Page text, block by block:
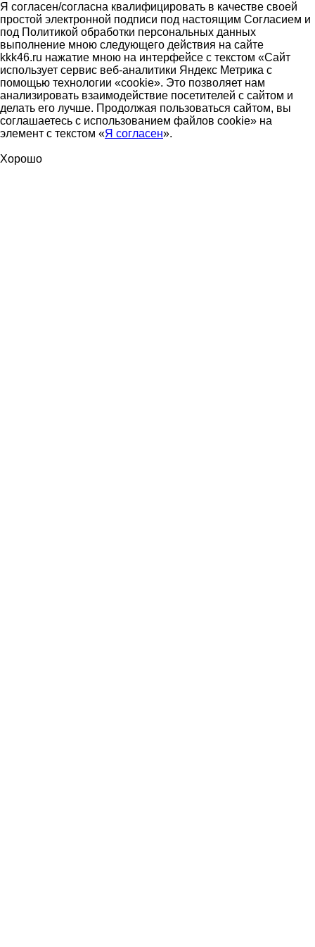
Я согласен/согласна квалифицировать в качестве своей
простой электронной подписи под настоящим Согласием и
под Политикой обработки персональных данных
выполнение мною следующего действия на сайте
kkk46.ru нажатие мною на интерфейсе с текстом «Сайт
использует сервис веб-аналитики Яндекс Метрика с
помощью технологии «cookie». Это позволяет нам
анализировать взаимодействие посетителей с сайтом и
делать его лучше. Продолжая пользоваться сайтом, вы
соглашаетесь с использованием файлов cookie» на
элемент с текстом «Я согласен».
Хорошо